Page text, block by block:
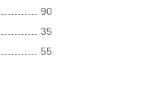
90
35
55